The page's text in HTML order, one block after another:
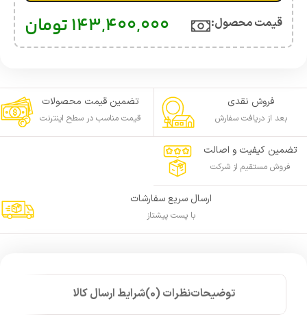
قیمت محصول:​ 143,400,000تومان
فروش نقدی
بعد از دریافت سفارش
تضمین قیمت محصولات
قیمت مناسب در سطح اینترنت
تضمین کیفیت و اصالت
فروش مستقیم از شرکت
ارسال سریع سفارشات
با پست پیشتاز
توضیحاتنظرات (0) شرایط ارسال کالا